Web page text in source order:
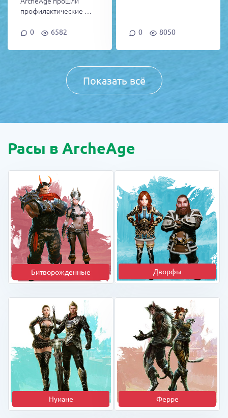
профилактические …
0 6582 0 8050
Показать всё
Расы в ArcheAge
Битворожденные Дворфы
Нуиане Ферре